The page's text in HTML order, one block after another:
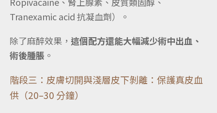
Tranexamic acid 抗凝血劑）。
除了麻醉效果， 這個配方還能大幅減少術中出血、
術後腫脹 。
階段三：皮膚切開與淺層皮下剝離：保護真皮血
供（20–30 分鐘）